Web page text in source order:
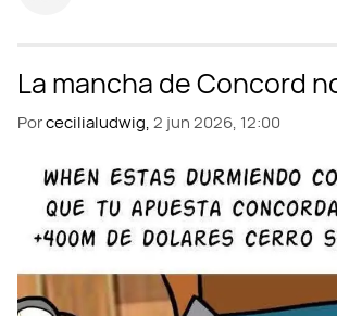
Porcecilialudwig,2 jun 2026, 12:00